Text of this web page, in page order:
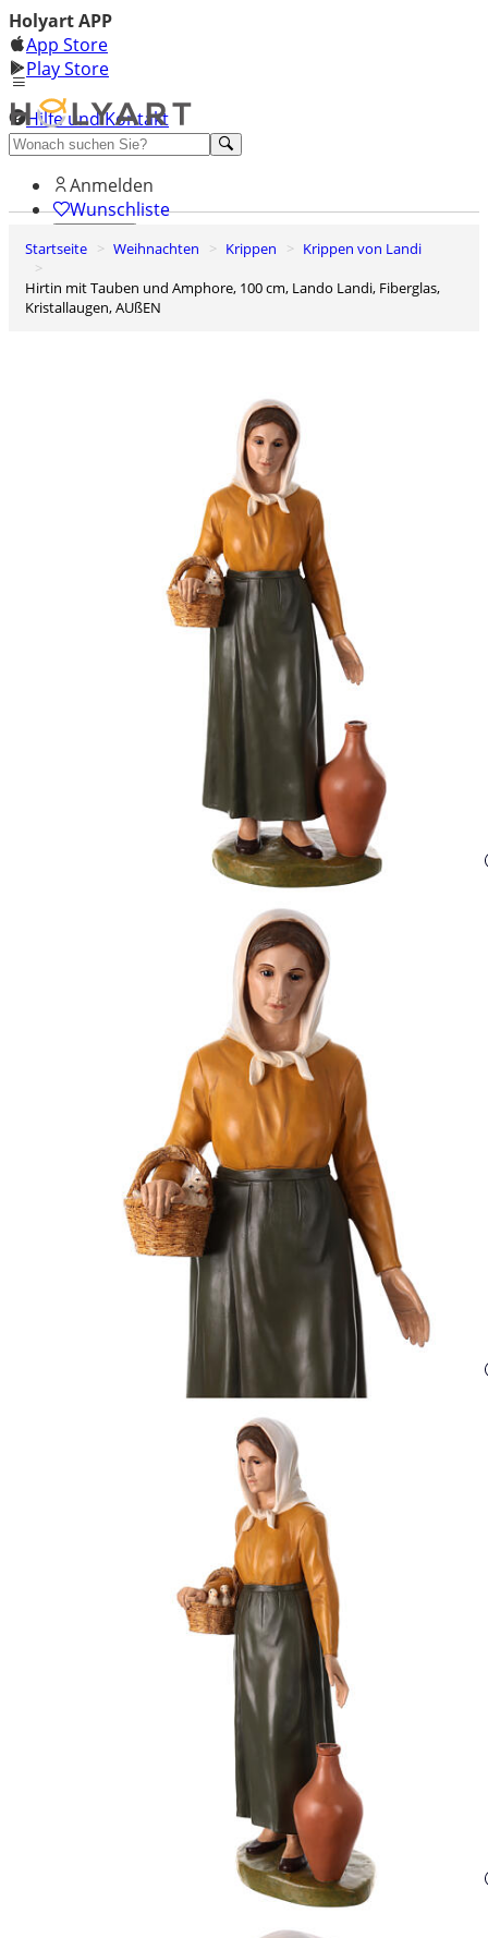
Holyart APP
App Store
Play Store
Hilfe und Kontakt
Entdecken Sie Premium
Anmelden
Wunschliste
0
Startseite Weihnachten Krippen
Krippen von Landi
Hirtin mit Tauben und Amphore, 100 cm, Lando Landi, Fiberglas,
Kristallaugen, AUßEN